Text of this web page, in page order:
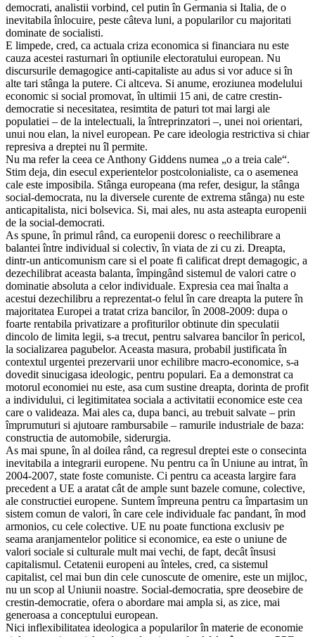
democrati, analistii vorbind, cel putin în Germania si Italia, de o
inevitabila înlocuire, peste câteva luni, a popularilor cu majoritati
dominate de socialisti.
E limpede, cred, ca actuala criza economica si financiara nu este
cauza acestei rasturnari în optiunile electoratului european. Nu
discursurile demagogice anti-capitaliste au adus si vor aduce si în
alte tari stânga la putere. Ci altceva. Si anume, eroziunea modelului
economic si social promovat, în ultimii 15 ani, de catre crestin-
democratie si necesitatea, resimtita de paturi tot mai largi ale
populatiei – de la intelectuali, la întreprinzatori –, unei noi orientari,
unui nou elan, la nivel european. Pe care ideologia restrictiva si chiar
represiva a dreptei nu îl permite.
Nu ma refer la ceea ce Anthony Giddens numea „o a treia cale“.
Stim deja, din esecul experientelor postcolonialiste, ca o asemenea
cale este imposibila. Stânga europeana (ma refer, desigur, la stânga
social-democrata, nu la diversele curente de extrema stânga) nu este
anticapitalista, nici bolsevica. Si, mai ales, nu asta asteapta europenii
de la social-democrati.
As spune, în primul rând, ca europenii doresc o reechilibrare a
balantei între individual si colectiv, în viata de zi cu zi. Dreapta,
dintr-un anticomunism care si el poate fi calificat drept demagogic, a
dezechilibrat aceasta balanta, împingând sistemul de valori catre o
dominatie absoluta a celor individuale. Expresia cea mai înalta a
acestui dezechilibru a reprezentat-o felul în care dreapta la putere în
majoritatea Europei a tratat criza bancilor, în 2008-2009: dupa o
foarte rentabila privatizare a profiturilor obtinute din speculatii
dincolo de limita legii, s-a trecut, pentru salvarea bancilor în pericol,
la socializarea pagubelor. Aceasta masura, probabil justificata în
contextul urgentei prezervarii unor echilibre macro-economice, s-a
dovedit sinucigasa ideologic, pentru populari. Ea a demonstrat ca
motorul economiei nu este, asa cum sustine dreapta, dorinta de profit
a individului, ci legitimitatea sociala a activitatii economice este cea
care o valideaza. Mai ales ca, dupa banci, au trebuit salvate – prin
împrumuturi si ajutoare rambursabile – ramurile industriale de baza:
constructia de automobile, siderurgia.
As mai spune, în al doilea rând, ca regresul dreptei este o consecinta
inevitabila a integrarii europene. Nu pentru ca în Uniune au intrat, în
2004-2007, state foste comuniste. Ci pentru ca aceasta largire fara
precedent a UE a aratat cât de ample sunt bazele comune, colective,
ale constructiei europene. Suntem împreuna pentru ca împartasim un
sistem comun de valori, în care cele individuale fac pandant, în mod
armonios, cu cele colective. UE nu poate functiona exclusiv pe
seama aranjamentelor politice si economice, ea este o uniune de
valori sociale si culturale mult mai vechi, de fapt, decât însusi
capitalismul. Cetatenii europeni au înteles, cred, ca sistemul
capitalist, cel mai bun din cele cunoscute de omenire, este un mijloc,
nu un scop al Uniunii noastre. Social-democratia, spre deosebire de
crestin-democratie, ofera o abordare mai ampla si, as zice, mai
generoasa a conceptului european.
Nici inflexibilitatea ideologica a popularilor în materie de economie